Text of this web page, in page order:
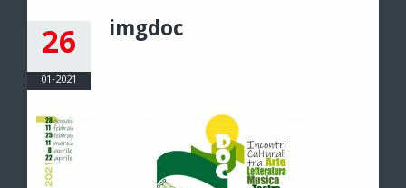
26
01-2021
imgdoc